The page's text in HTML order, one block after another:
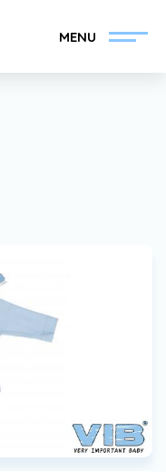
MENU
uw VIB®-Dealer